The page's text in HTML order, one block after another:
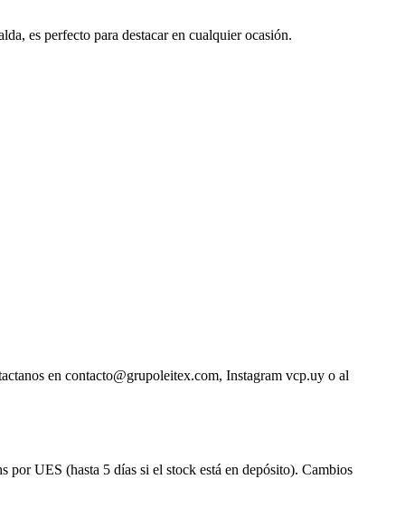
es perfecto para destacar en cualquier ocasión.
en contacto@grupoleitex.com, Instagram vcp.uy o al
UES (hasta 5 días si el stock está en depósito). Cambios